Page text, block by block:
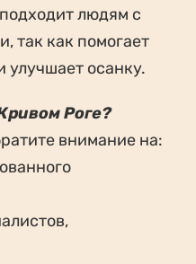
людям с
так как помогает
улучшает осанку.
Роге?
внимание на: